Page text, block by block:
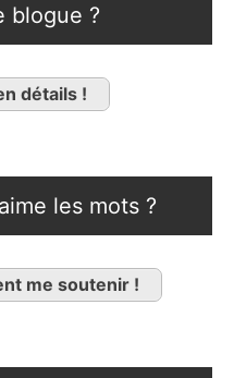
blogue ?
détails !
les mots ?
me soutenir !